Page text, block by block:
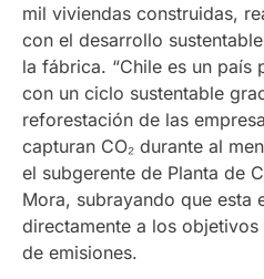
mil viviendas construidas,
con el desarrollo
la fábrica. “Chile es un país
con un ciclo sustentable
reforestación de las
capturan CO₂ durante al
el subgerente de Planta de
Mora, subrayando que esta
directamente a los
de emisiones.